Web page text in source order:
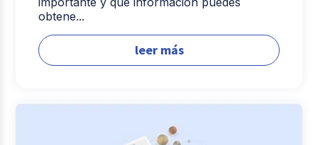
obtene...
leer más